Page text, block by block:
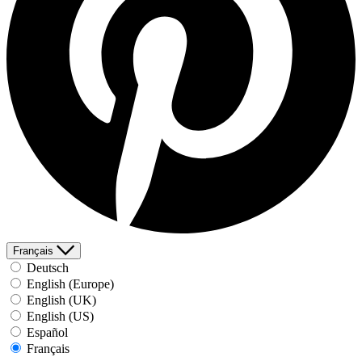
Français
Deutsch
English (Europe)
English (UK)
English (US)
Español
Français